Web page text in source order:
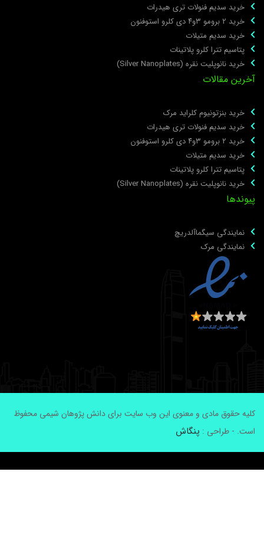
خرید سدیم فنولات تری هیدرات
خرید ۲ برومو ۳و۴ دی‌ کلرو استوفنون
خرید سدیم متیلات
پتاسیم تترا کلرو پلاتینات
خرید نانوپلیت نقره (Silver Nanoplates)
مقالات
خرید بنزتونیوم کلراید مرک
خرید سدیم فنولات تری هیدرات
خرید ۲ برومو ۳و۴ دی‌ کلرو استوفنون
خرید سدیم متیلات
پتاسیم تترا کلرو پلاتینات
خرید نانوپلیت نقره (Silver Nanoplates)
نمایندگی سیگماآلدریچ
نمایندگی مرک
حقوق مادی و معنوی این وب سایت برای دانش پژوهان شیمی محفوظ
- طراحی :پنگاش